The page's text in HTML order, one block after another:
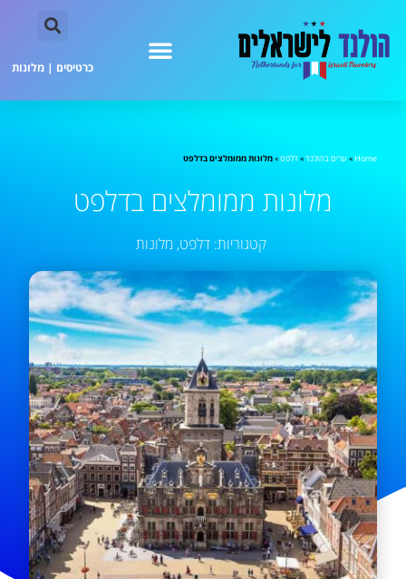
כרטיסים | מלונות
Home
» ערים בהולנד»דלפט»מלונות ממומלצים בדלפט
מלונות ממומלצים בדלפט
קטגוריות: דלפט, מלונות